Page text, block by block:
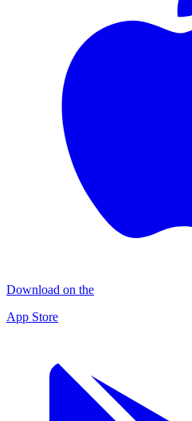
Download on the
App Store